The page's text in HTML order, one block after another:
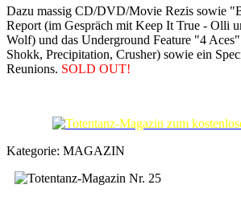
Dazu massig CD/DVD/Movie Rezis sowie
Report (im Gespräch mit Keep It True - Olli
Wolf) und das Underground Feature "4
Shokk, Precipitation, Crusher) sowie ein
Reunions. SOLD OUT!
Kategorie: MAGAZIN